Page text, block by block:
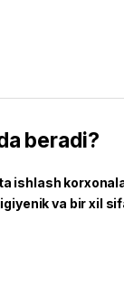
beradi?
ishlash
va bir xil